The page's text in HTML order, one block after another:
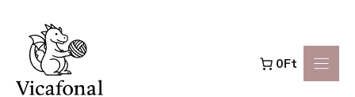
Kilépés
tartalomba
0Ft